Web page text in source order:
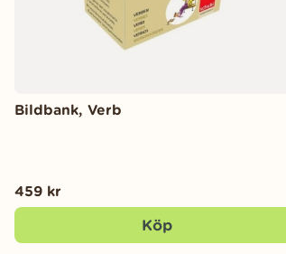
Bildbank, Verb
459 kr
Köp